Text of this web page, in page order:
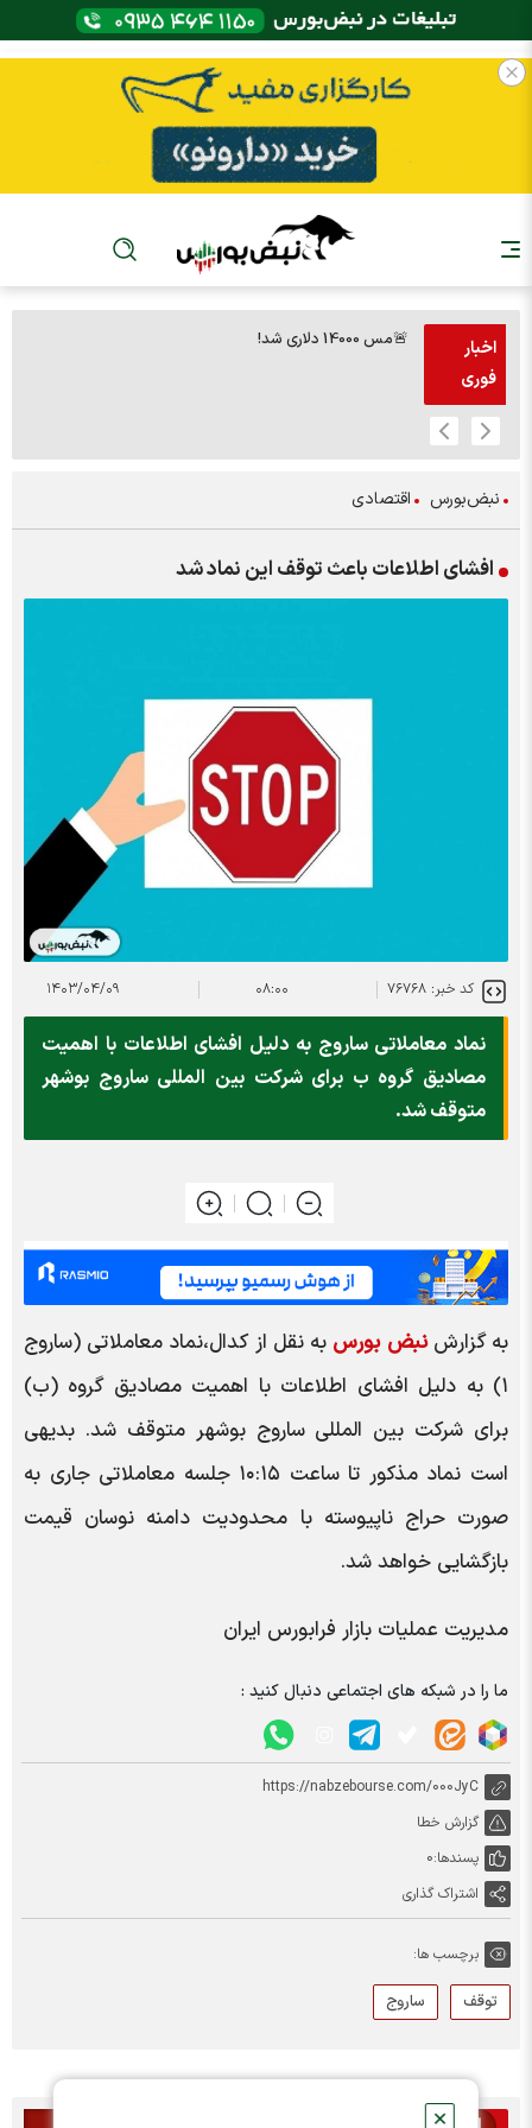
✕
اخبار
فوری
🚨مس 14000 دلاری شد!
نبض‌بورس اقتصادی
افشای اطلاعات باعث توقف این نماد شد
کد خبر: ۷۶۷۶۸ ۰۸:۰۰ ۱۴۰۳/۰۴/۰۹
نماد معاملاتی ساروج به دلیل افشای اطلاعات با اهمیت
مصادیق گروه ب برای شرکت بین المللی ساروج بوشهر
متوقف شد.
به گزارشنبض بورس به نقل از کدال،نماد معاملاتی (ساروج
۱) به دلیل افشای اطلاعات با اهمیت مصادیق گروه (ب)
برای شرکت بین المللی ساروج بوشهر متوقف شد. بدیهی
است نماد مذکور تا ساعت ۱۰:۱۵ جلسه معاملاتی جاری به
صورت حراج ناپیوسته با محدودیت دامنه نوسان قیمت
بازگشایی خواهد شد.
مدیریت عملیات بازار فرابورس ایران
ما را در شبکه های اجتماعی دنبال کنید :
https://nabzebourse.com/000JyC
گزارش خطا
پسندها:0
اشتراک گذاری
برچسب ها:
توقف ساروج